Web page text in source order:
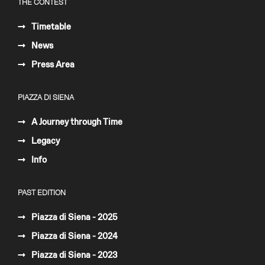
THE CONTEST
Timetable
News
Press Area
PIAZZA DI SIENA
A Journey through Time
Legacy
Info
PAST EDITION
Piazza di Siena - 2025
Piazza di Siena - 2024
Piazza di Siena - 2023